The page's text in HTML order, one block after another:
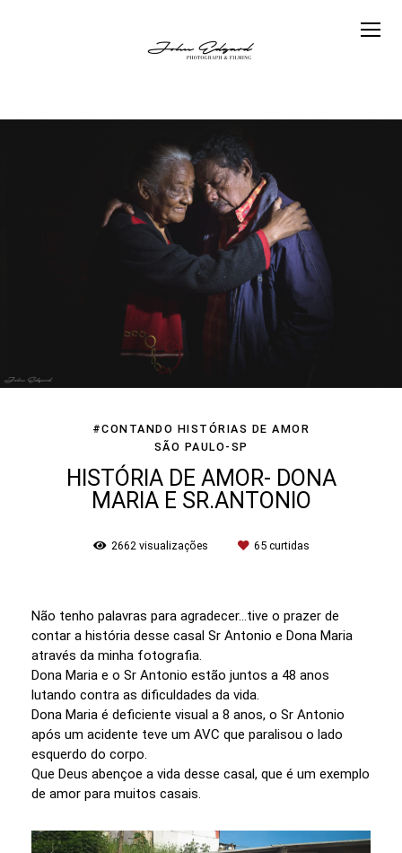
#CONTANDO HISTÓRIAS DE AMOR
SÃO PAULO-SP
HISTÓRIA DE AMOR- DONA
MARIA E SR.ANTONIO
2662 visualizações 65curtidas
Não tenho palavras para agradecer...tive o prazer de
contar a história desse casal Sr Antonio e Dona Maria
através da minha fotografia.
Dona Maria e o Sr Antonio estão juntos a 48 anos
lutando contra as dificuldades da vida.
Dona Maria é deficiente visual a 8 anos, o Sr Antonio
após um acidente teve um AVC que paralisou o lado
esquerdo do corpo.
Que Deus abençoe a vida desse casal, que é um exemplo
de amor para muitos casais.